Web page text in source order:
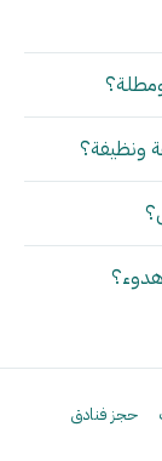
ونظيفة؟
حجز فنادق